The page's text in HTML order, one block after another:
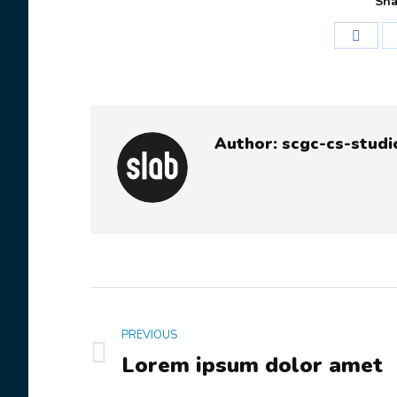
Author: scgc-cs-
navigation
PREVIOUS
Previous
Lorem ipsum dolor amet